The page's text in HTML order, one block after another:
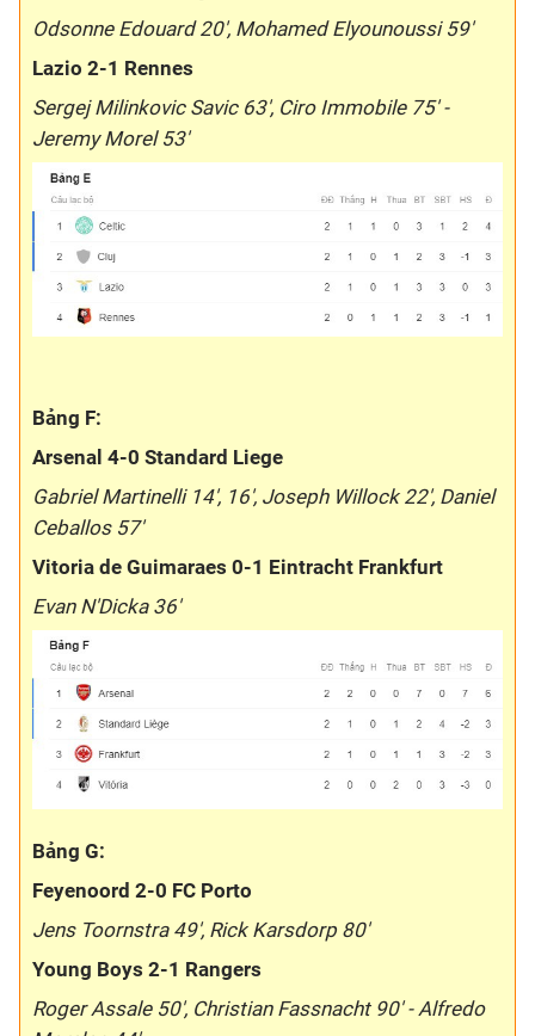
Odsonne Edouard 20', Mohamed Elyounoussi 59'
Lazio 2-1 Rennes
Sergej Milinkovic Savic 63', Ciro Immobile 75' -
Jeremy Morel 53'
Bảng F:
Arsenal 4-0 Standard Liege
Gabriel Martinelli 14', 16', Joseph Willock 22', Daniel
Ceballos 57'
Vitoria de Guimaraes 0-1 Eintracht Frankfurt
Evan N'Dicka 36'
Bảng G:
Feyenoord 2-0 FC Porto
Jens Toornstra 49', Rick Karsdorp 80'
Young Boys 2-1 Rangers
Roger Assale 50', Christian Fassnacht 90' - Alfredo